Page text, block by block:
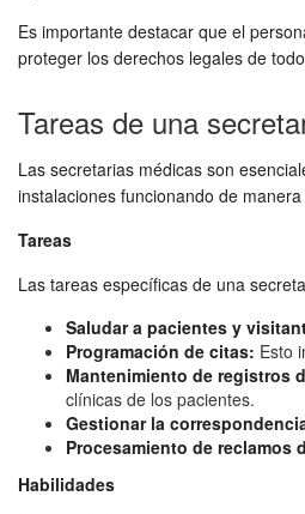
Es importante destacar que el
proteger los derechos legales de
Tareas de una
Las secretarias médicas son
instalaciones funcionando de
Tareas
Las tareas específicas de una
Saludar a pacientes y
Programación de citas: Esto
Mantenimiento de registros
clínicas de los pacientes.
Gestionar la
Procesamiento de reclamos
Habilidades